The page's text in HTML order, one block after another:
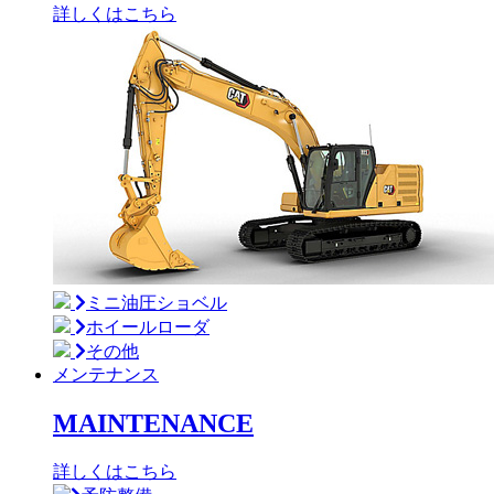
詳しくはこちら
ミニ油圧ショベル
ホイールローダ
その他
メンテナンス
MAINTENANCE
詳しくはこちら